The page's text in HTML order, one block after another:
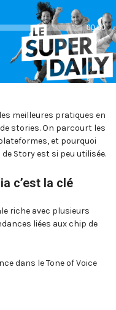
00:00
meilleures pratiques en
stories. On parcourt les
et pourquoi
Story est si peu utilisée.
c’est la clé
riche avec plusieurs
liées aux chip de
dans le Tone of Voice